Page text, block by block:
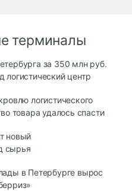
терминалы
за 350 млн руб.
логистический центр
логистического
товара удалось спасти
новый
сырья
в Петербурге вырос